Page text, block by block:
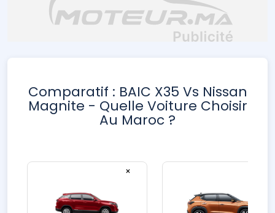
Comparatif : BAIC X35 Vs Nissan
Magnite - Quelle Voiture Choisir
Au Maroc ?
×